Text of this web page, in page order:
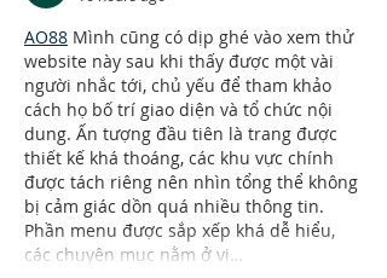
AO88 Mình cũng có dịp ghé vào xem thử
website này sau khi thấy được một vài
người nhắc tới, chủ yếu để tham khảo
cách họ bố trí giao diện và tổ chức nội
dung. Ấn tượng đầu tiên là trang được
thiết kế khá thoáng, các khu vực chính
được tách riêng nên nhìn tổng thể không
bị cảm giác dồn quá nhiều thông tin.
Phần menu được sắp xếp khá dễ hiểu,
các chuyên mục nằm ở vị…